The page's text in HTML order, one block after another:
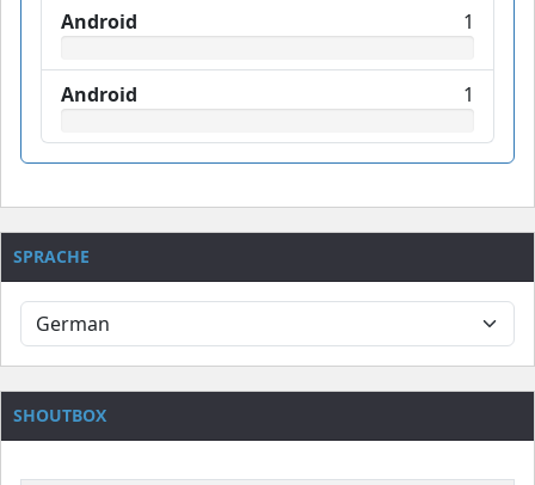
Android 1
Android 1
SPRACHE
SHOUTBOX